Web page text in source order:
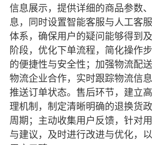
信息展示，提供详细的商品参数
息，同时设置智能客服与人工客
体系，确保用户的疑问能够得到
阶段，优化下单流程，简化操作
的便捷性与安全性；加强物流配
物流企业合作，实时跟踪物流信
推送订单状态。售后环节，建立
理机制，制定清晰明确的退换货
周期；主动收集用户反馈，针对
与建议，及时进行改进与优化，